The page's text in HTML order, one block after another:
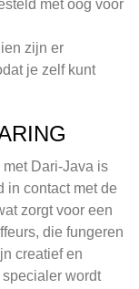
met oog voor
zijn er
je zelf kunt
Dari-Java is
in contact met de
zorgt voor een
die fungeren
creatief en
wordt